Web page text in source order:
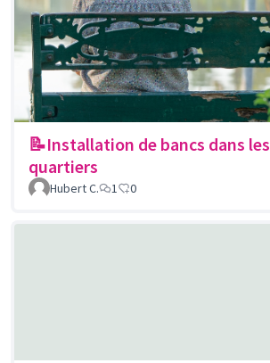
📝Installation de bancs dans les
quartiers
Hubert C. 1 0